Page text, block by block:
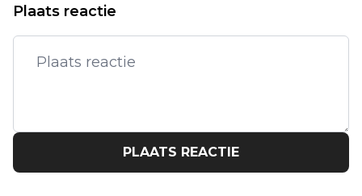
Plaats reactie
PLAATS REACTIE